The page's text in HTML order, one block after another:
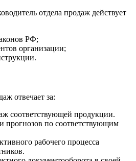
отдела продаж действует
РФ;
организации;
отвечает за:
соответствующей продукции.
прогнозов по соответствующим
рабочего процесса